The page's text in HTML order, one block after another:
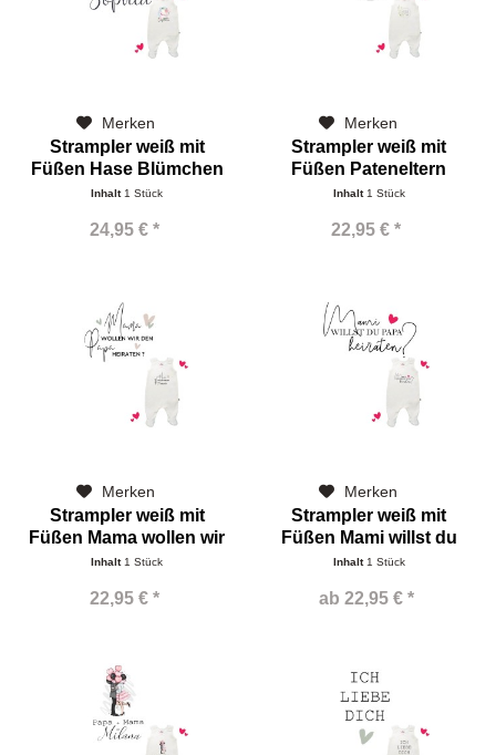
Merken
Strampler weiß mit
Füßen Hase Blümchen
Name
Inhalt 1 Stück
24,95 € *
Merken
Strampler weiß mit
Füßen Pateneltern
Inhalt 1 Stück
22,95 € *
Merken
Strampler weiß mit
Füßen Mama wollen wir
Inhalt 1 Stück
22,95 € *
Merken
Strampler weiß mit
Füßen Mami willst du
Inhalt 1 Stück
ab 22,95 € *